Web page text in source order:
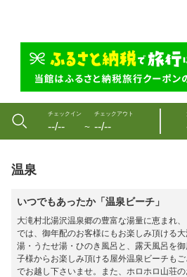
チェックイン
--/-- 〜
チェックアウト
--/--
温泉
いつでもあったか「温泉ビーチ」
大滝村北湯沢温泉郷の豊富な湯量に恵まれ、
では、御年配のお客様にもお楽しみ頂ける
湯・うたせ湯・ひのき風呂と、露天風呂を
子様からお楽しみ頂ける屋外温泉ビーチも
でお越し下さいませ。また、ホロホロ山荘の